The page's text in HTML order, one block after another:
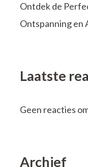
Ontdek de
Ontspanning en
Laatste
Geen reacties
Archief